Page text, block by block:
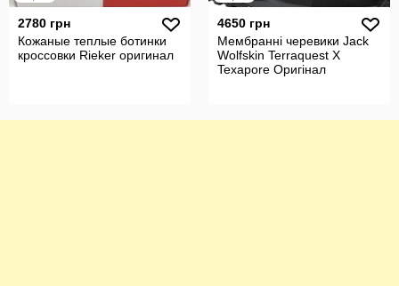
2780 грн
Кожаные теплые ботинки
кроссовки Rieker оригинал
4650 грн
Мембранні черевики Jack
Wolfskin Terraquest X
Texapore Оригінал